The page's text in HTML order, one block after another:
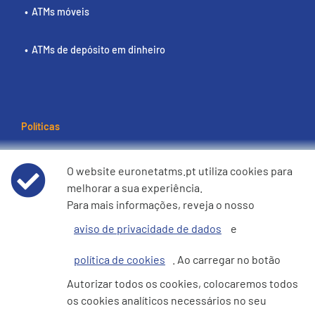
ATMs móveis
ATMs de depósito em dinheiro
Políticas
Termos e condições de utilização
Aviso de Privacidade de Dados
Política de cookies
e360 Declaração sobre Escravatura Moderna e Tráfico de
Seres Humanos
O website euronetatms.pt utiliza cookies para
melhorar a sua experiência.
Para mais informações, reveja o nosso
aviso de privacidade de dados
e
política de cookies
. Ao carregar no botão
Autorizar todos os cookies, colocaremos todos
os cookies analíticos necessários no seu